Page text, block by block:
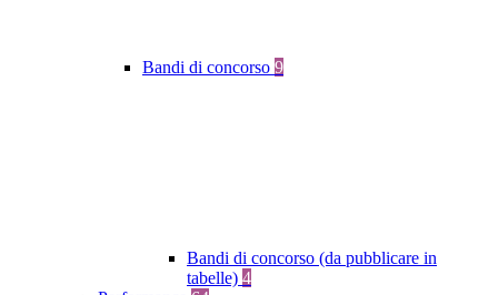
Bandi di concorso 9
Bandi di concorso (da pubblicare in
tabelle) 4